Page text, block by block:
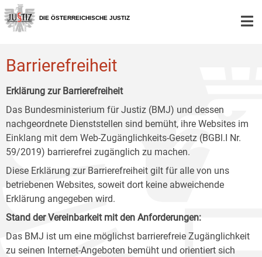
Zur
Hauptnavigation
[1]
Zum
Inhalt
[2]
Zum
Untermenü
[3]
DIE ÖSTERREICHISCHE JUSTIZ
Barrierefreiheit
Erklärung zur Barrierefreiheit
Das Bundesministerium für Justiz (BMJ) und dessen
nachgeordnete Dienststellen sind bemüht, ihre Websites im
Einklang mit dem Web-Zugänglichkeits-Gesetz (BGBl.I Nr.
59/2019) barrierefrei zugänglich zu machen.
Diese Erklärung zur Barrierefreiheit gilt für alle von uns
betriebenen Websites, soweit dort keine abweichende
Erklärung angegeben wird.
Stand der Vereinbarkeit mit den Anforderungen:
Das BMJ ist um eine möglichst barrierefreie Zugänglichkeit
zu seinen Internet-Angeboten bemüht und orientiert sich